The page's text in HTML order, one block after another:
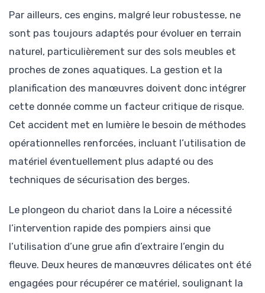
Par ailleurs, ces engins, malgré leur robustesse, ne
sont pas toujours adaptés pour évoluer en terrain
naturel, particulièrement sur des sols meubles et
proches de zones aquatiques. La gestion et la
planification des manœuvres doivent donc intégrer
cette donnée comme un facteur critique de risque.
Cet accident met en lumière le besoin de méthodes
opérationnelles renforcées, incluant l’utilisation de
matériel éventuellement plus adapté ou des
techniques de sécurisation des berges.
Le plongeon du chariot dans la Loire a nécessité
l’intervention rapide des pompiers ainsi que
l’utilisation d’une grue afin d’extraire l’engin du
fleuve. Deux heures de manœuvres délicates ont été
engagées pour récupérer ce matériel, soulignant la